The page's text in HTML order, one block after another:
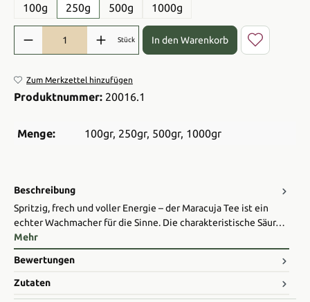
100g 250g 500g 1000g
Produkt Anzahl: Gib den gewünschten Wert ein oder benutze die
Stück In den Warenkorb
Zum Merkzettel hinzufügen
Produktnummer: 20016.1
Menge: 100gr, 250gr, 500gr, 1000gr
Beschreibung
Spritzig, frech und voller Energie – der Maracuja Tee ist ein
echter Wachmacher für die Sinne. Die charakteristische Säur…
Mehr
Bewertungen
Zutaten